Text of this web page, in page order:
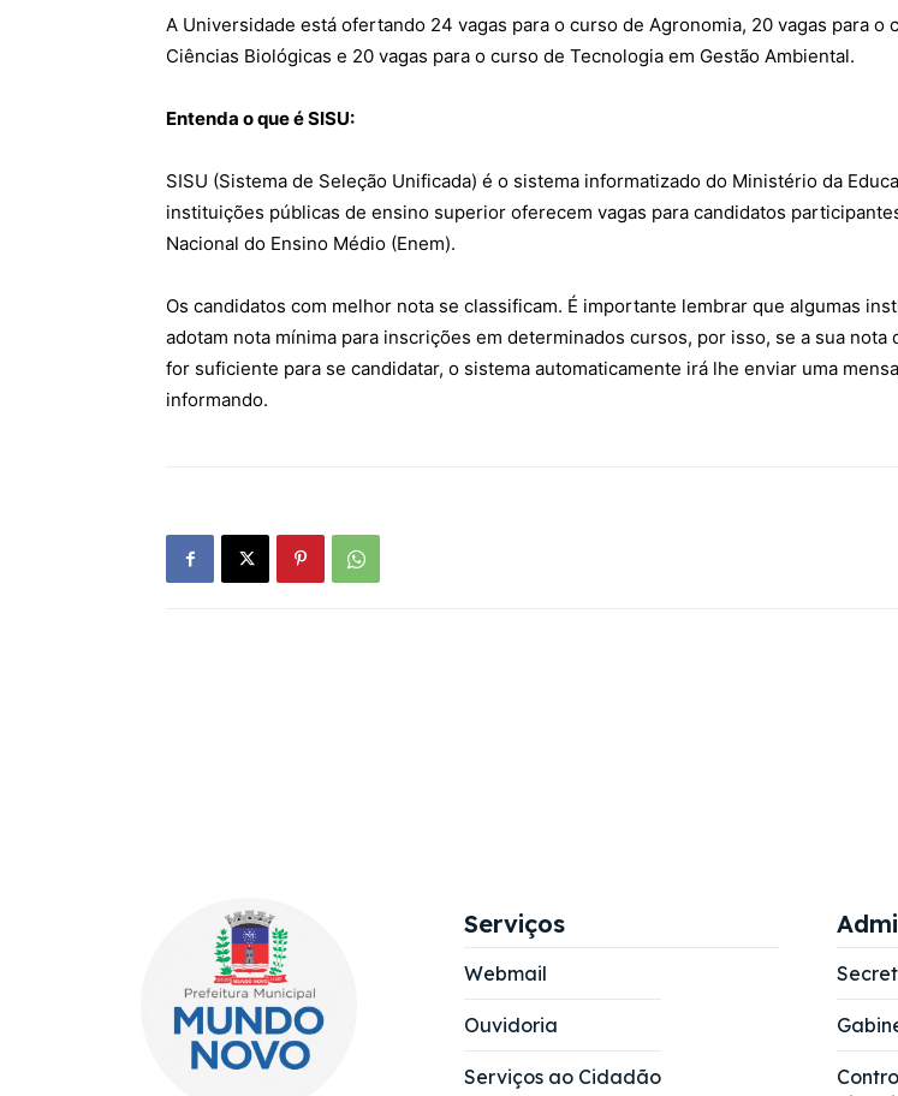
A Universidade está ofertando 24 vagas para o curso de Agronomia, 20 vagas para o
Ciências Biológicas e 20 vagas para o curso de Tecnologia em Gestão Ambiental.
Entenda o que é SISU:
SISU (Sistema de Seleção Unificada) é o sistema informatizado do Ministério da
instituições públicas de ensino superior oferecem vagas para candidatos
Nacional do Ensino Médio (Enem).
Os candidatos com melhor nota se classificam. É importante lembrar que algumas
adotam nota mínima para inscrições em determinados cursos, por isso, se a sua nota
for suficiente para se candidatar, o sistema automaticamente irá lhe enviar uma
informando.
Serviços
Webmail
Ouvidoria
Serviços ao Cidadão